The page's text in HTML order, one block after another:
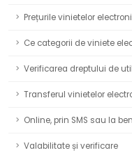
Prețurile vinietelor
Ce categorii de viniete
Verificarea dreptului de
Transferul vinietelor
Online, prin SMS sau la
Valabilitate și verificare